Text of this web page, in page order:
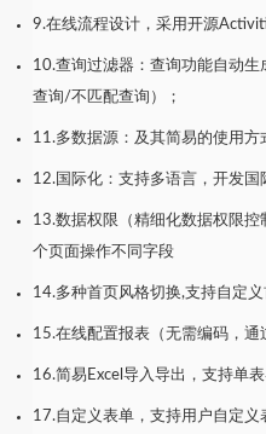
9.在线流程设计，采用开源
10.查询过滤器：查询功能自动
查询/不匹配查询）；
11.多数据源：及其简易的使用方
12.国际化：支持多语言，开发国
13.数据权限（精细化数据权限
个页面操作不同字段
14.多种首页风格切换,支持自定
15.在线配置报表（无需编码，通
16.简易Excel导入导出，支持单
17.自定义表单，支持用户自定义